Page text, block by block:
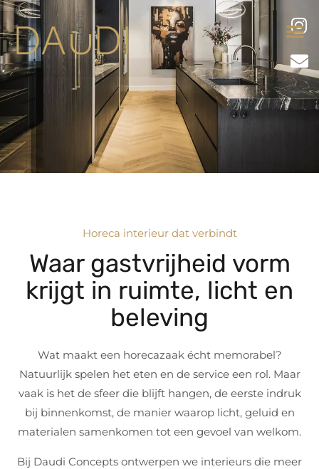
Horeca interieur dat verbindt
Waar gastvrijheid vorm
krijgt in ruimte, licht en
beleving
Wat maakt een horecazaak écht memorabel?
Natuurlijk spelen het eten en de service een rol. Maar
vaak is het de sfeer die blijft hangen, de eerste indruk
bij binnenkomst, de manier waarop licht, geluid en
materialen samenkomen tot een gevoel van welkom.
Bij Daudi Concepts ontwerpen we interieurs die meer